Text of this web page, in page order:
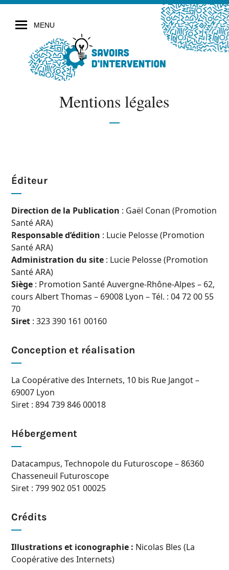
MENU
Mentions légales
Éditeur
Direction de la Publication : Gaël Conan (Promotion
Santé ARA)
Responsable d’édition : Lucie Pelosse (Promotion
Santé ARA)
Administration du site : Lucie Pelosse (Promotion
Santé ARA)
Siège : Promotion Santé Auvergne-Rhône-Alpes – 62,
cours Albert Thomas – 69008 Lyon – Tél. : 04 72 00 55
70
Siret : 323 390 161 00160
Conception et réalisation
La Coopérative des Internets, 10 bis Rue Jangot –
69007 Lyon
Siret : 894 739 846 00018
Hébergement
Datacampus, Technopole du Futuroscope – 86360
Chasseneuil Futuroscope
Siret : 799 902 051 00025
Crédits
Illustrations et iconographie : Nicolas Bles (La
Coopérative des Internets)